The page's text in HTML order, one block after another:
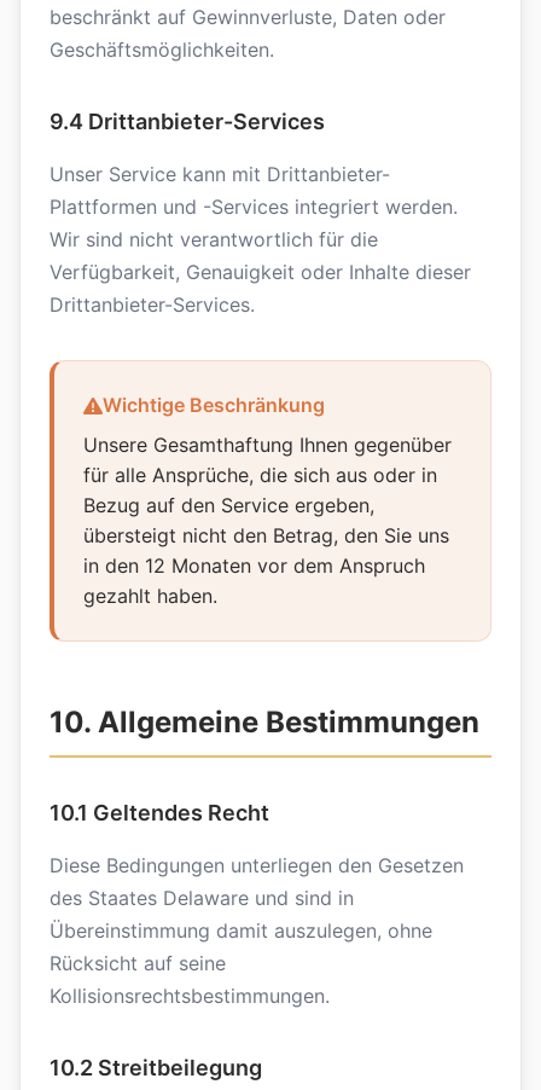
beschränkt auf Gewinnverluste, Daten oder
Geschäftsmöglichkeiten.
9.4 Drittanbieter-Services
Unser Service kann mit Drittanbieter-
Plattformen und -Services integriert werden.
Wir sind nicht verantwortlich für die
Verfügbarkeit, Genauigkeit oder Inhalte dieser
Drittanbieter-Services.
Wichtige Beschränkung
Unsere Gesamthaftung Ihnen gegenüber
für alle Ansprüche, die sich aus oder in
Bezug auf den Service ergeben,
übersteigt nicht den Betrag, den Sie uns
in den 12 Monaten vor dem Anspruch
gezahlt haben.
10. Allgemeine Bestimmungen
10.1 Geltendes Recht
Diese Bedingungen unterliegen den Gesetzen
des Staates Delaware und sind in
Übereinstimmung damit auszulegen, ohne
Rücksicht auf seine
Kollisionsrechtsbestimmungen.
10.2 Streitbeilegung